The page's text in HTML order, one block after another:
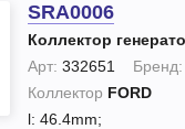
SRA0006
Коллектор
Арт: 332651 Бренд:
Коллектор FORD
l: 46.4mm;